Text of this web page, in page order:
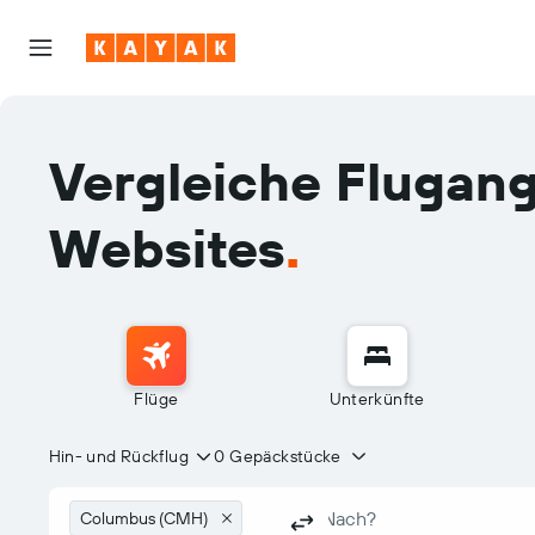
Vergleiche
Websites.
Flüge Unterkünfte
Hin- und Rückflug 0 Gepäckstücke
Columbus (CMH)